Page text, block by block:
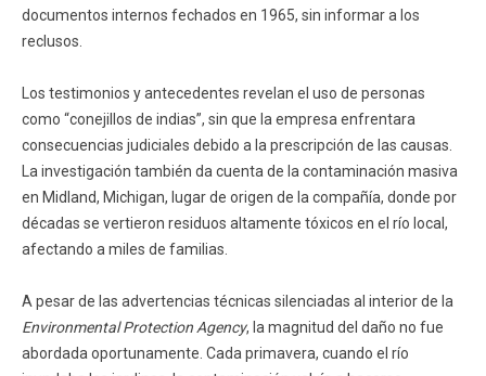
documentos internos fechados en 1965, sin informar a los
reclusos.
Los testimonios y antecedentes revelan el uso de personas
como “conejillos de indias”, sin que la empresa enfrentara
consecuencias judiciales debido a la prescripción de las causas.
La investigación también da cuenta de la contaminación masiva
en Midland, Michigan, lugar de origen de la compañía, donde por
décadas se vertieron residuos altamente tóxicos en el río local,
afectando a miles de familias.
A pesar de las advertencias técnicas silenciadas al interior de la
Environmental Protection Agency, la magnitud del daño no fue
abordada oportunamente. Cada primavera, cuando el río